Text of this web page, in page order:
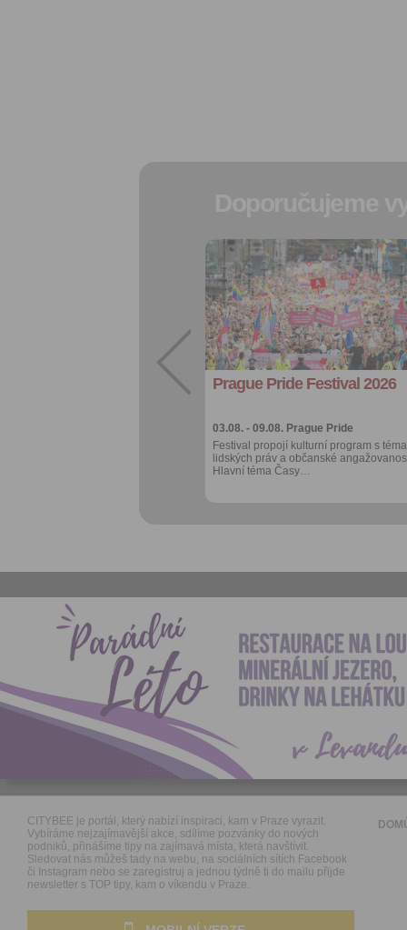
Prague Pride Festival 2026
03.08. - 09.08. Prague Pride
Festival propojí kulturní program s
lidských práv a občanské
Hlavní téma Časy…
Přidat do
oblíbených
Sdílet:
Facebook
export do
kalendáře
Více výhod pro
CITYBEE je portál, který nabízí inspiraci, kam v Praze vyrazit.
Vybíráme nejzajímavější akce, sdílíme pozvánky do nových
podniků, přinášíme tipy na zajímavá místa, která navštívit.
Sledovat nás můžeš tady na webu, na sociálních sítích Facebook
či Instagram nebo se zaregistruj a jednou týdně ti do mailu přijde
newsletter s TOP tipy, kam o víkendu v Praze.